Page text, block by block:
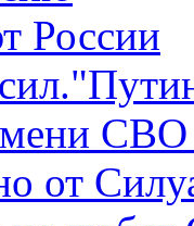
России
СВО
от